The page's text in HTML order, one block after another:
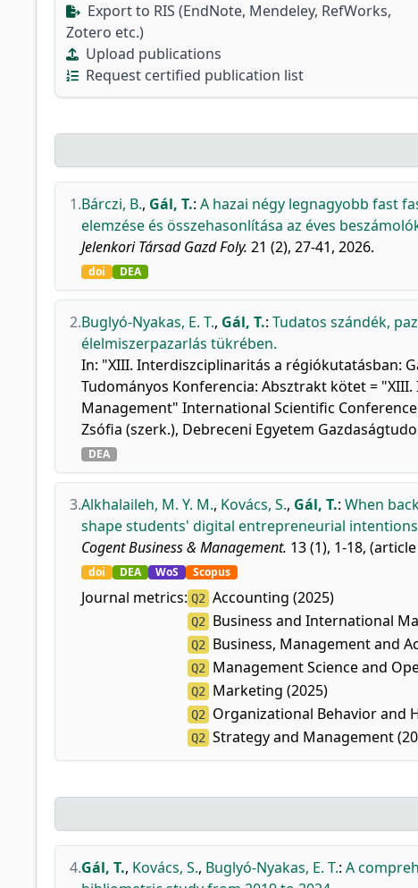
Export to RIS (EndNote, Mendeley, RefWorks,
Zotero etc.)
Upload publications
Request certified publication list
1.Bárczi, B., Gál, T.: A hazai négy legnagyobb fast
elemzése és összehasonlítása az éves
Jelenkori Társad Gazd Foly. 21 (2), 27-41, 2026.
doi DEA
2.Buglyó-Nyakas, E. T., Gál, T.: Tudatos szándék,
élelmiszerpazarlás tükrében.
In: "XIII. Interdiszciplinaritás a régiókutatásban:
Tudományos Konferencia: Absztrakt kötet =
Management" International Scientific
Zsófia (szerk.), Debreceni Egyetem
DEA
3.Alkhalaileh, M. Y. M., Kovács, S., Gál, T.: When
shape students' digital entrepreneurial intentions
Cogent Business & Management. 13 (1), 1-18,
doi DEA WoS Scopus
Journal metrics: Q2 Accounting (2025)
Q2 Business and International
Q2 Business, Management and
Q2 Management Science and
Q2 Marketing (2025)
Q2 Organizational Behavior and
Q2 Strategy and Management
4.Gál, T., Kovács, S., Buglyó-Nyakas, E. T.: A